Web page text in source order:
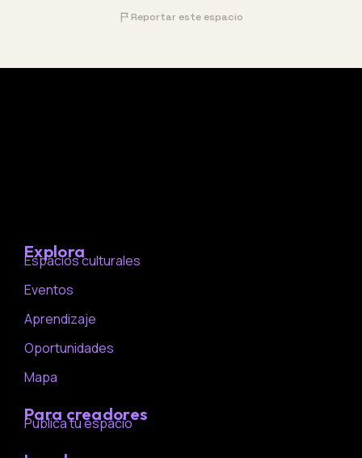
Reportar este espacio
Explora
Espacios culturales
Eventos
Aprendizaje
Oportunidades
Mapa
Para creadores
Publica tu espacio